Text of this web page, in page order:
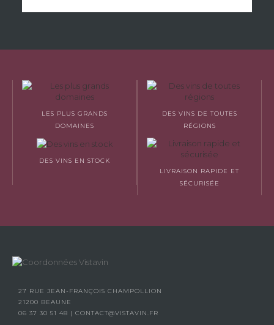
LES PLUS GRANDS
DOMAINES
DES VINS DE TOUTES
RÉGIONS
DES VINS EN STOCK
LIVRAISON RAPIDE ET
SÉCURISÉE
27 RUE JEAN-FRANÇOIS CHAMPOLLION
21200 BEAUNE
06 37 30 51 48 | CONTACT@VISTAVIN.FR